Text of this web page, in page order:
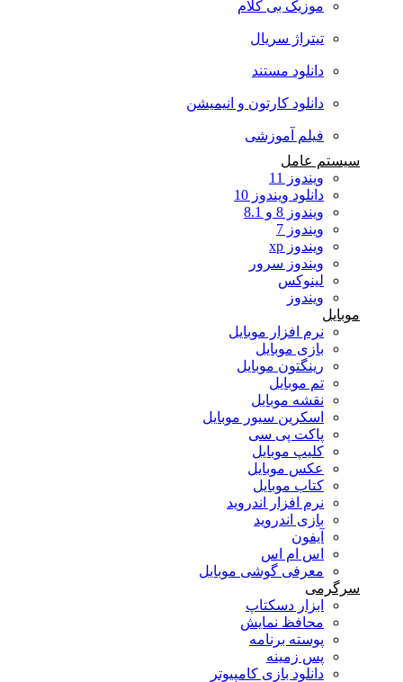
موزیک بی کلام
تیتراژ سریال
دانلود مستند
دانلود کارتون و انیمیشن
فیلم آموزشی
سیستم عامل
ویندوز 11
دانلود ویندوز 10
ویندوز 8 و 8.1
ویندوز 7
ویندوز xp
ویندوز سرور
لینوکس
ویندوز
موبایل
نرم افزار موبایل
بازی موبایل
رینگتون موبایل
تم موبایل
نقشه موبایل
اسکرین سیور موبایل
پاکت پی سی
کلیپ موبایل
عکس موبایل
کتاب موبایل
نرم افزار اندروید
بازی اندروید
آیفون
اس ام اس
معرفی گوشی موبایل
سرگرمی
ابزار دسکتاپ
محافظ نمایش
پوسته برنامه
پس زمینه
دانلود بازی کامپیوتر